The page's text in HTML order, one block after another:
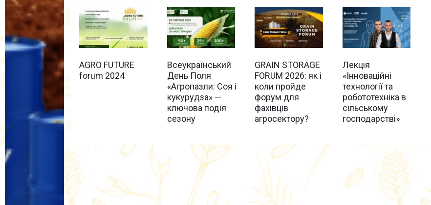
AGRO FUTURE
forum 2024
Всеукраїнський
День Поля
«Агропазли: Соя і
кукурудза» —
ключова подія
сезону
GRAIN STORAGE
FORUM 2026: як і
коли пройде
форум для
фахівців
агросектору?
Лекція
«Інноваційні
технології та
робототехніка в
сільському
господарстві»